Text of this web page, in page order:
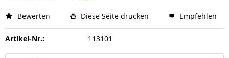
Bewerten Diese Seite drucken Empfehlen
Artikel-Nr.: 113101